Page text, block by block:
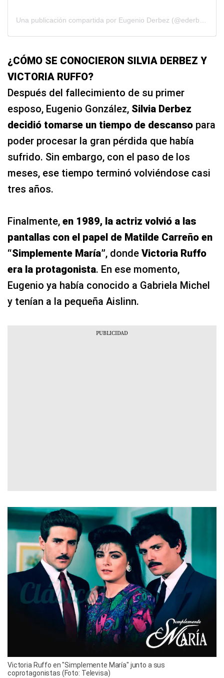
Una publicación compartida por Eugenio Derbez (@ederbez)
¿CÓMO SE CONOCIERON SILVIA DERBEZ Y
VICTORIA RUFFO?
Después del fallecimiento de su primer
esposo, Eugenio González, Silvia Derbez
decidió tomarse un tiempo de descanso para
poder procesar la gran pérdida que había
sufrido. Sin embargo, con el paso de los
meses, ese tiempo terminó volviéndose casi
tres años.
Finalmente, en 1989, la actriz volvió a las
pantallas con el papel de Matilde Carreño en
“Simplemente María”, donde Victoria Ruffo
era la protagonista. En ese momento,
Eugenio ya había conocido a Gabriela Michel
y tenían a la pequeña Aislinn.
Victoria Ruffo en "Simplemente María" junto a sus
coprotagonistas (Foto: Televisa)